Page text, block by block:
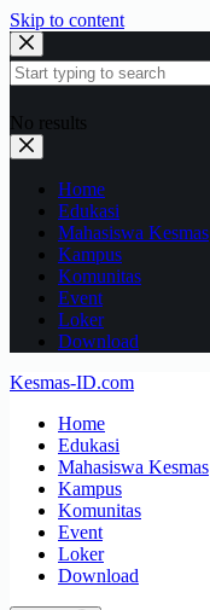
Skip to content
No results
Home
Edukasi
Mahasiswa Kesmas
Kampus
Komunitas
Event
Loker
Download
Kesmas-ID.com
Home
Edukasi
Mahasiswa Kesmas
Kampus
Komunitas
Event
Loker
Download